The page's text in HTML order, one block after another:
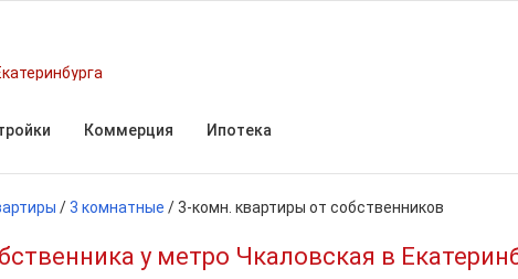
Коммерция Ипотека
/3 комнатные /3-комн. квартиры от собственников
у метро Чкаловская в